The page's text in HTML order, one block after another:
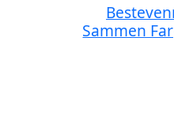
Sammen